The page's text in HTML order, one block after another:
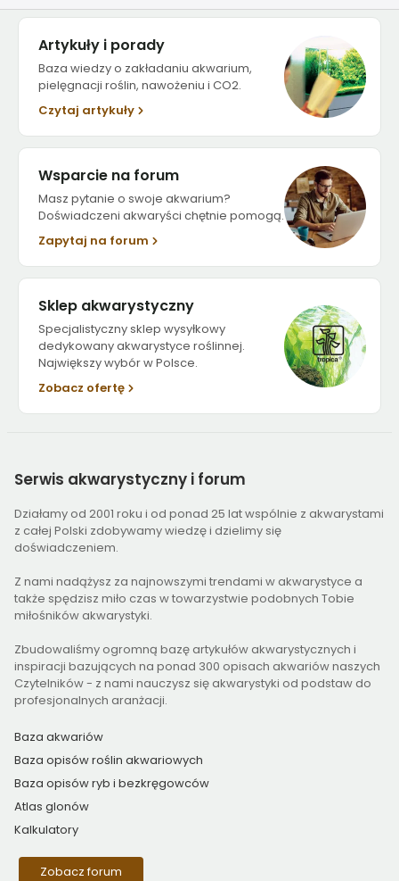
Artykuły i porady
Baza wiedzy o zakładaniu akwarium,
pielęgnacji roślin, nawożeniu i CO2.
Czytaj artykuły
Wsparcie na forum
Masz pytanie o swoje akwarium?
Doświadczeni akwaryści chętnie pomogą.
Zapytaj na forum
Sklep akwarystyczny
Specjalistyczny sklep wysyłkowy
dedykowany akwarystyce roślinnej.
Największy wybór w Polsce.
Zobacz ofertę
Serwis akwarystyczny i forum
Działamy od 2001 roku i od ponad 25 lat wspólnie z akwarystami
z całej Polski zdobywamy wiedzę i dzielimy się
doświadczeniem.
Z nami nadążysz za najnowszymi trendami w akwarystyce a
także spędzisz miło czas w towarzystwie podobnych Tobie
miłośników akwarystyki.
Zbudowaliśmy ogromną bazę artykułów akwarystycznych i
inspiracji bazujących na ponad 300 opisach akwariów naszych
Czytelników - z nami nauczysz się akwarystyki od podstaw do
profesjonalnych aranżacji.
Baza akwariów
Baza opisów roślin akwariowych
Baza opisów ryb i bezkręgowców
Atlas glonów
Kalkulatory
Zobacz forum